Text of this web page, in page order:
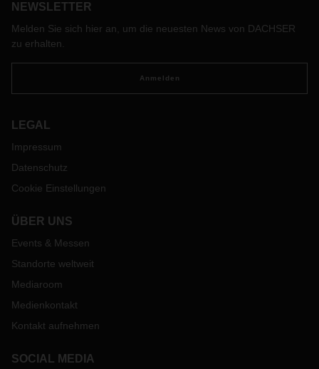
NEWSLETTER
Melden Sie sich hier an, um die neuesten News von DACHSER
zu erhalten.
Anmelden
LEGAL
Impressum
Datenschutz
Cookie Einstellungen
ÜBER UNS
Events & Messen
Standorte weltweit
Mediaroom
Medienkontakt
Kontakt aufnehmen
SOCIAL MEDIA